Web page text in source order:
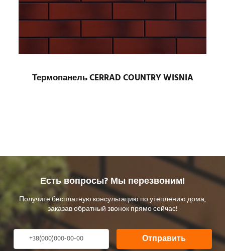
Термопанель CERRAD COUNTRY WISNIA
Есть вопросы? Мы перезвоним!
Получите бесплатную консультацию по утеплению дома,
заказав обратный звонок прямо сейчас!
Отправить